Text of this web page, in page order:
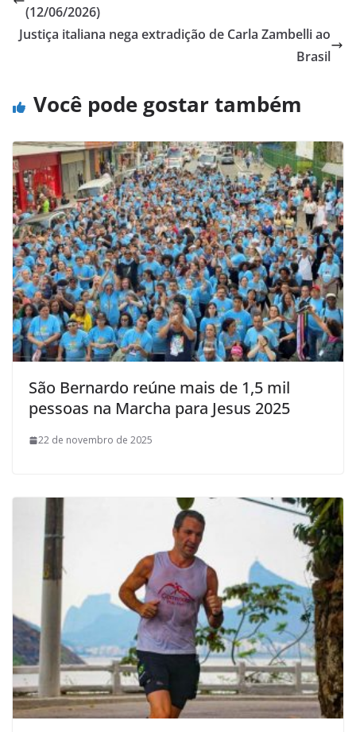
(12/06/2026)
Justiça italiana nega extradição de Carla Zambelli ao
Brasil
Você pode gostar também
São Bernardo reúne mais de 1,5 mil
pessoas na Marcha para Jesus 2025
22 de novembro de 2025